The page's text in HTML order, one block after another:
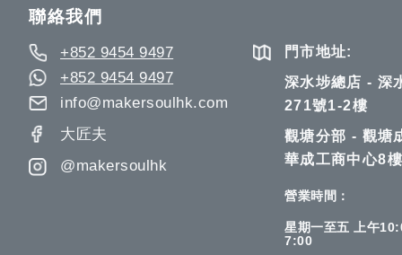
Our
聯絡我們
+852 9454 9497
+852 9454 9497
info@makersoulhk.com
大匠夫
@makersoulhk
門市地址:
深水埗總店 - 深
271號1-2樓
觀塘分部 - 觀塘
華成工商中心8
營業時間：
星期一至五 上午
7:00